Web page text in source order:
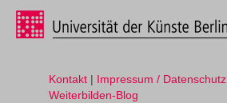
Kontakt | Impressum / Datenschutz
Weiterbilden-Blog